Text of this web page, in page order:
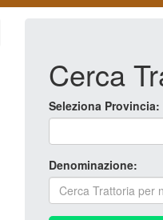
Cerca
Seleziona Provincia:
Denominazione: